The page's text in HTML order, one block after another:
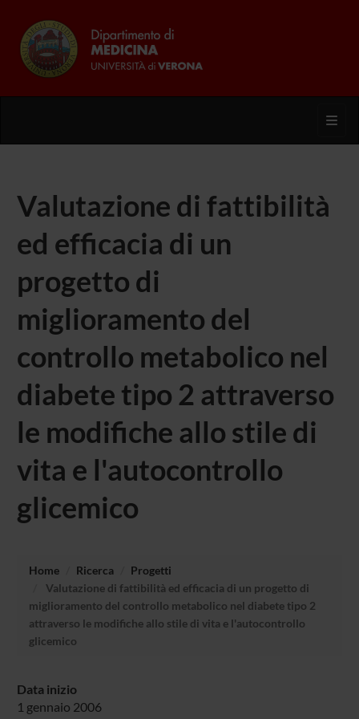
Valutazione di fattibilità
ed efficacia di un
progetto di
miglioramento del
controllo metabolico nel
diabete tipo 2 attraverso
le modifiche allo stile di
vita e l'autocontrollo
glicemico
Home Ricerca
Progetti
Valutazione di fattibilità ed efficacia di un progetto di
miglioramento del controllo metabolico nel diabete tipo 2
attraverso le modifiche allo stile di vita e l'autocontrollo
glicemico
Data inizio
1 gennaio 2006